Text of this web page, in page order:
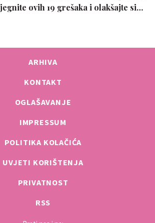
ARHIVA
KONTAKT
OGLAŠAVANJE
IMPRESSUM
POLITIKA KOLAČIĆA
UVJETI KORIŠTENJA
PRIVATNOST
RSS